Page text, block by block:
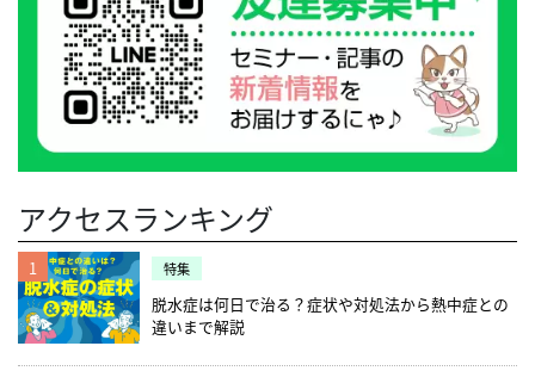
アクセスランキング
1 特集
脱水症は何日で治る？症状や対処法から熱中症との
違いまで解説